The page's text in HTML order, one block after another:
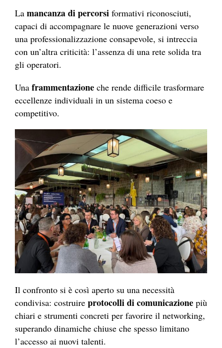
La mancanza di percorsi formativi riconosciuti,
capaci di accompagnare le nuove generazioni verso
una professionalizzazione consapevole, si intreccia
con un’altra criticità: l’assenza di una rete solida tra
gli operatori.
Una frammentazione che rende difficile trasformare
eccellenze individuali in un sistema coeso e
competitivo.
Il confronto si è così aperto su una necessità
condivisa: costruire protocolli di comunicazione più
chiari e strumenti concreti per favorire il networking,
superando dinamiche chiuse che spesso limitano
l’accesso ai nuovi talenti.